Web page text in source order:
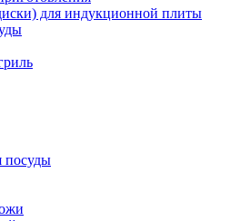
для индукционной плиты